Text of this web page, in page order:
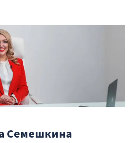
Семешкина